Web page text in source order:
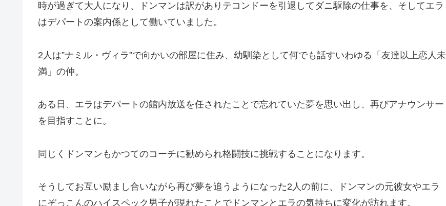
時が過ぎて大人になり、ドンマンは訳がありテコンドーを引退してダニ駆除の仕事を、そしてエラ
はデパートの案内係として働いていました。
2人は”ナミル・ヴィラ”で向かいの部屋に住み、幼馴染として何でも話すいわゆる「友達以上恋人未
満」の仲。
ある日、エラはデパートの館内放送を任されたことで忘れていた夢を思い出し、再びアナウンサー
を目指すことに。
同じくドンマンもかつてのコーチに勧められ格闘技に挑戦することになります。
そうしてお互い励まし合いながら再び夢を追うようになった2人の前に、ドンマンの元彼女やエラ
にぞっこんのハイスペック男子が現れたことでドンマンとエラの気持ちに変化が訪れます。